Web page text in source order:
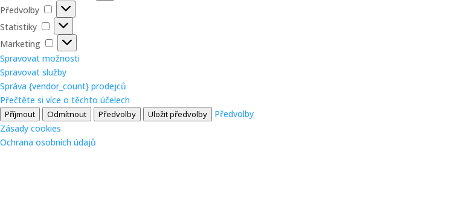
Předvolby
Předvolby
Statistiky
Statistiky
Marketing
Marketing
Spravovat možnosti
Spravovat služby
Správa {vendor_count} prodejců
Přečtěte si více o těchto účelech
Příjmout Odmítnout Předvolby Uložit předvolby
Předvolby
Zásady cookies
Ochrana osobních údajů